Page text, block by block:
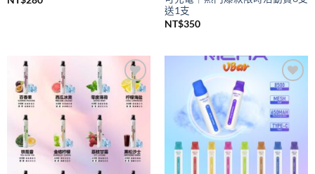
送1支
NT$350
Add to
wishlist
Add to
wishlist